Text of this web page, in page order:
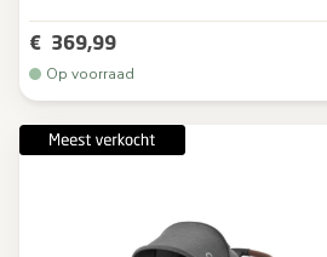
€ 369,99
Op voorraad